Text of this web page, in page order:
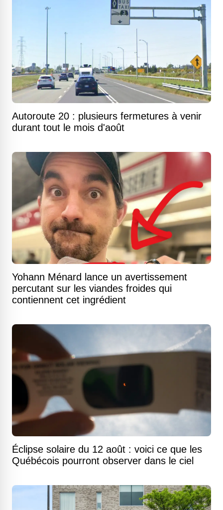
Autoroute 20 : plusieurs fermetures à venir
durant tout le mois d'août
Yohann Ménard lance un avertissement
percutant sur les viandes froides qui
contiennent cet ingrédient
Éclipse solaire du 12 août : voici ce que les
Québécois pourront observer dans le ciel